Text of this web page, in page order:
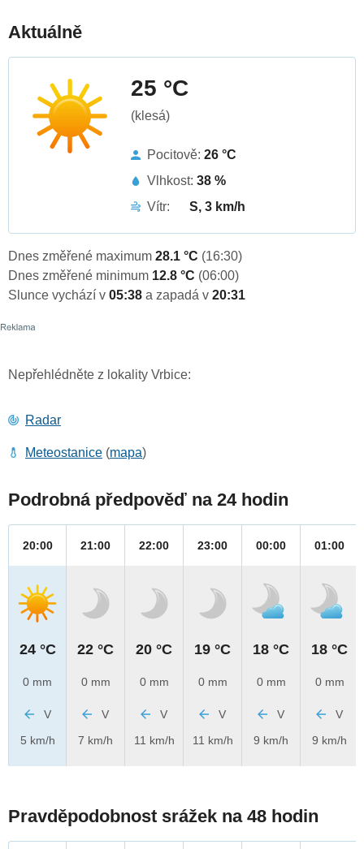
Aktuálně
25 °C
(klesá)
Pocitově: 26 °C
Vlhkost: 38 %
Vítr:
S, 3 km/h
Dnes změřené maximum 28.1 °C (16:30)
Dnes změřené minimum 12.8 °C (06:00)
Slunce vychází v 05:38 a zapadá v 20:31
Nepřehlédněte z lokality Vrbice:
Radar
Meteostanice (mapa)
Podrobná předpověď na 24 hodin
20:00
24 °C
0 mm
V
5 km/h
21:00
22 °C
0 mm
V
7 km/h
22:00
20 °C
0 mm
V
11 km/h
23:00
19 °C
0 mm
V
11 km/h
00:00
18 °C
0 mm
V
9 km/h
01:00
18 °C
0 mm
V
9 km/h
Pravděpodobnost srážek na 48 hodin